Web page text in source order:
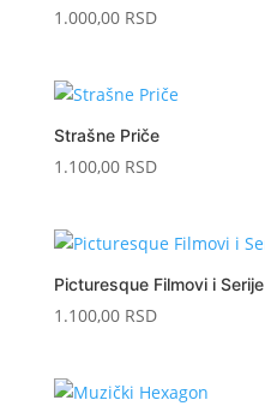
1.000,00 RSD
Strašne Priče
1.100,00 RSD
Picturesque Filmovi i Serije
1.100,00 RSD